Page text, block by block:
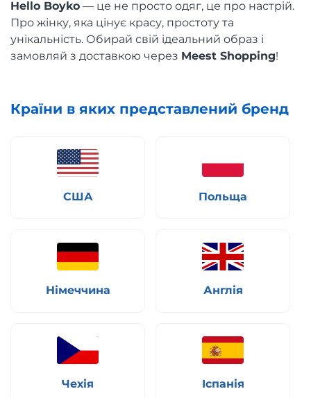
Hello Boyko — це не просто одяг, це про настрій.
Про жінку, яка цінує красу, простоту та
унікальність. Обирай свій ідеальний образ і
замовляй з доставкою через Meest Shopping!
Країни в яких представлений бренд
США Польща
Німеччина Англія
Чехія Іспанія